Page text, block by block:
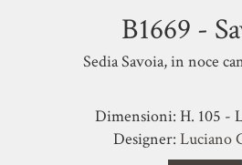
B1669 -
Sedia Savoia, in noce
Dimensioni: H. 105 -
Designer: Luciano